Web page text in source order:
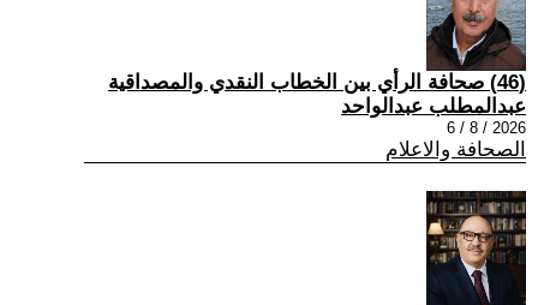
(46) صحافة الرأي بين الخطاب النقدي والمصداقية
عبدالمطلب عبدالواحد
2026 / 8 / 6
الصحافة والاعلام